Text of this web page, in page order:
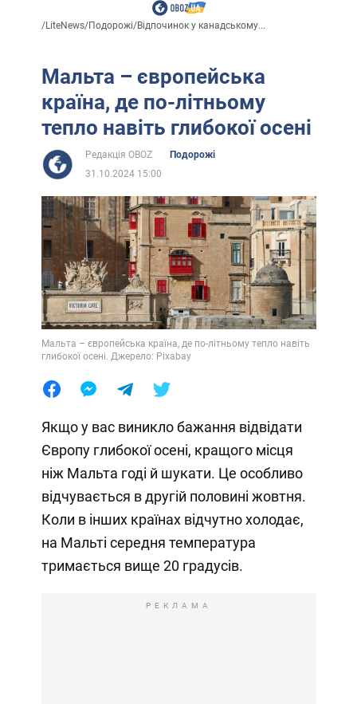
/LiteNews/Подорожі/Відпочинок у канадському...
Мальта – європейська
країна, де по-літньому
тепло навіть глибокої осені
Редакція OBOZ
Подорожі
31.10.2024 15:00
Мальта – європейська країна, де по-літньому тепло навіть
глибокої осені. Джерело: Pixabay
Якщо у вас виникло бажання відвідати
Європу глибокої осені, кращого місця
ніж Мальта годі й шукати. Це особливо
відчувається в другій половині жовтня.
Коли в інших країнах відчутно холодає,
на Мальті середня температура
тримається вище 20 градусів.
РЕКЛАМА